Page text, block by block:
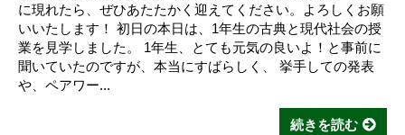
に現れたら、ぜひあたたかく迎えてください。よろしくお願
いいたします！ 初日の本日は、1年生の古典と現代社会の授
業を見学しました。 1年生、とても元気の良いよ！と事前に
聞いていたのですが、本当にすばらしく、 挙手しての発表
や、ペアワー...
続きを読む